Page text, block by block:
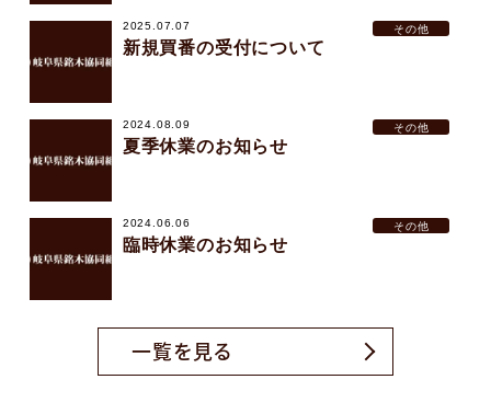
2025.07.07 その他
新規買番の受付について
2024.08.09 その他
夏季休業のお知らせ
2024.06.06 その他
臨時休業のお知らせ
一覧を見る